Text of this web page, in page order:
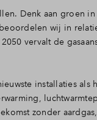
Denk aan groen
wij in
vervalt de
installaties als
zonder